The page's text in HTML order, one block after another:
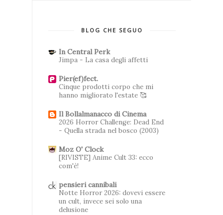
BLOG CHE SEGUO
In Central Perk
Jimpa - La casa degli affetti
Pier(ef)fect.
Cinque prodotti corpo che mi
hanno migliorato l'estate 🥰
Il Bollalmanacco di Cinema
2026 Horror Challenge: Dead End
- Quella strada nel bosco (2003)
Moz O' Clock
[RIVISTE] Anime Cult 33: ecco
com'è!
pensieri cannibali
Notte Horror 2026: dovevi essere
un cult, invece sei solo una
delusione